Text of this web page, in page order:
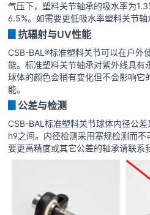
气压下，塑料关节轴承的吸水率为
6.5%。如需要更低吸水率塑料关节轴
抗辐射与UV性能
CSB-BAL®标准塑料关节可以在户外
能。标准塑料关节轴承对紫外线具有
球体的颜色会稍有变化但不会影响它
能。
公差与检测
CSB-BAL标准塑料关节球体内径公
h9之间。内径检测采用塞规检测而
要更高精度或其它公差的轴承请联系